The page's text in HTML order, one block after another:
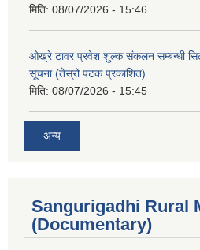
मिति: 08/07/2026 - 15:46
ओख्रे टावर प्रवेश शुल्क संकलन सम्बन्धी
सूचना (तेस्रो पटक प्रकाशित)
मिति: 08/07/2026 - 15:45
अन्य
Sangurigadhi Rural
(Documentary)